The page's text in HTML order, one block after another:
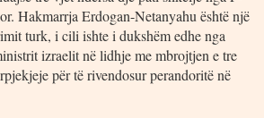
Hakmarrja Erdogan-Netanyahu është një
turk, i cili ishte i dukshëm edhe nga
izraelit në lidhje me mbrojtjen e tre
për të rivendosur perandoritë në